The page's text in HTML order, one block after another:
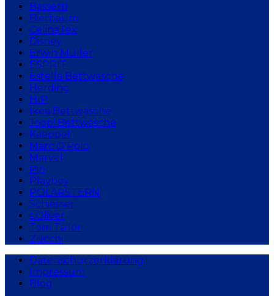
Bassetti
Bierbaum
CelinaTex
Disney
Erwin Müller
ESPRIT
Estella Bettwäsche
Herding
HIP
Ikea Bettwäsche
Joop! Bettwäsche
Kaeppel
Marc O'Polo
Marvel
Pip
Playboy
POLARSTERN
Schiesser
s.Oliver
Tom Tailor
Zucchi
Datenschutzerklärung
Impressum
Blog